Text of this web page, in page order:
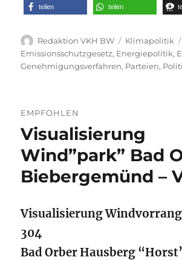
teilen teilen
Autor
Redaktion VKH BW Kategorien
Klimapolitik
Emissionsschutzgesetz, Energiepolitik,
Genehmigungsverfahren, Parteien,
EMPFOHLEN
Visualisierung
Wind”park” Bad
Biebergemünd –
Visualisierung
304
Bad Orber Hausberg